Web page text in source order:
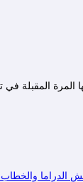
المقبلة في
الدراما